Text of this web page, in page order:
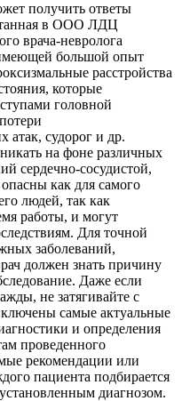
получить ответы
в ООО ЛДЦ
врача-невролога
большой опыт
расстройства
которые
головной
атак, судорог и др.
на фоне различных
сердечно-сосудистой,
как для самого
людей, так как
работы, и могут
Для точной
заболеваний,
должен знать причину
Даже если
не затягивайте с
самые актуальные
и определения
проведенного
рекомендации или
пациента подбирается
диагнозом.